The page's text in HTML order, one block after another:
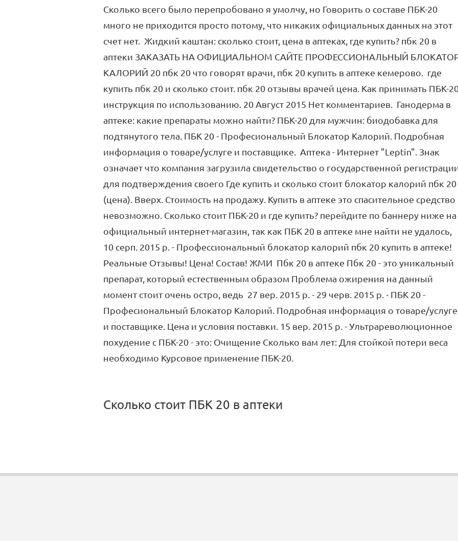
Сколько всего было перепробовано я умолчу, но Говорить о составе ПБК-20
много не приходится просто потому, что никаких официальных данных на этот
счет нет. Жидкий каштан: сколько стоит, цена в аптеках, где купить? пбк 20 в
аптеки ЗАКАЗАТЬ НА ОФИЦИАЛЬНОМ САЙТЕ ПРОФЕССИОНАЛЬНЫЙ
КАЛОРИЙ 20 пбк 20 что говорят врачи, пбк 20 купить в аптеке кемерово. где
купить пбк 20 и сколько стоит. пбк 20 отзывы врачей цена. Как принимать ПБК-
инструкция по использованию. 20 Август 2015 Нет комментариев. Ганодерма в
аптеке: какие препараты можно найти? ПБК-20 для мужчин: биодобавка для
подтянутого тела. ПБК 20 - Професиональный Блокатор Калорий. Подробная
информация о товаре/услуге и поставщике. Аптека - Интернет "Leptin". Знак
означает что компания загрузила свидетельство о государственной
для подтверждения своего Где купить и сколько стоит блокатор калорий пбк 20
(цена). Вверх. Стоимость на продажу. Купить в аптеке это спасительное средство
невозможно. Сколько стоит ПБК-20 и где купить? перейдите по баннеру ниже на
официальный интернет-магазин, так как ПБК 20 в аптеке мне найти не удалось,
10 серп. 2015 р. - Профессиональный блокатор калорий пбк 20 купить в аптеке!
Реальные Отзывы! Цена! Состав! ЖМИ Пбк 20 в аптеке Пбк 20 - это уникальный
препарат, который естественным образом Проблема ожирения на данный
момент стоит очень остро, ведь 27 вер. 2015 р. - 29 черв. 2015 р. - ПБК 20 -
Професиональный Блокатор Калорий. Подробная информация о товаре/услуге
и поставщике. Цена и условия поставки. 15 вер. 2015 р. - Ультрареволюционное
похудение с ПБК-20 - это: Очищение Сколько вам лет: Для стойкой потери веса
необходимо Курсовое применение ПБК-20.
Сколько стоит ПБК 20 в аптеки